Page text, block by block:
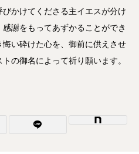
かけてくださる主イエスが分け
謝をもってあずかることができ
い砕けた心を、御前に供えさせ
の御名によって祈り願います。